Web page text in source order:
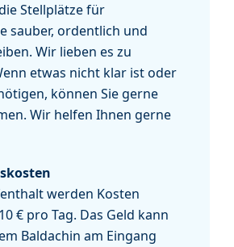
Stellplätze für
sauber, ordentlich und
Wir lieben es zu
etwas nicht klar ist oder
können Sie gerne
Wir helfen Ihnen gerne
werden Kosten
€ pro Tag. Das Geld kann
Baldachin am Eingang